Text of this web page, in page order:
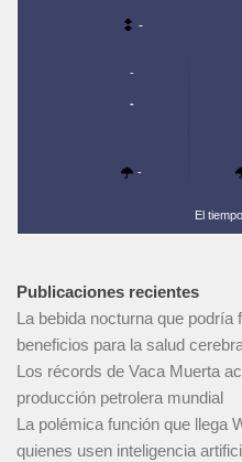
-
-
-
-
El
Publicaciones recientes
La bebida nocturna que
beneficios para la salud
Los récords de Vaca Muerta
producción petrolera mundial
La polémica función que llega
quienes usen inteligencia